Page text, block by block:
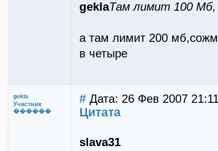
geklaТам лимит 100 Мб,
а там лимит 200
в четыре
gekla
Участник
������
# Дата: 26 Фев 2007
Цитата
slava31